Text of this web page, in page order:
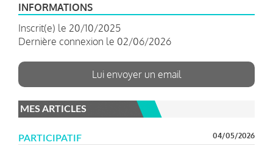
INFORMATIONS
Inscrit(e) le 20/10/2025
Dernière connexion le 02/06/2026
Lui envoyer un email
MES ARTICLES
PARTICIPATIF 04/05/2026